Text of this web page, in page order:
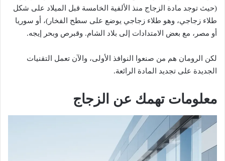
(حيث توجد مادة الزجاج منذ الألفية الخامسة قبل الميلاد على شكل
طلاء زجاجي، وهو طلاء زجاجي يوضع على سطح الفخار)، أو سوريا
أو مصر، مع بعض الامتدادات إلى بلاد الشام. وقبرص وبحر إيجه.
لكن الرومان هم من صنعوا النوافذ الأولى، والآن تعمل التقنيات
الجديدة على تجديد المادة الرائعة.
معلومات تهمك عن الزجاج